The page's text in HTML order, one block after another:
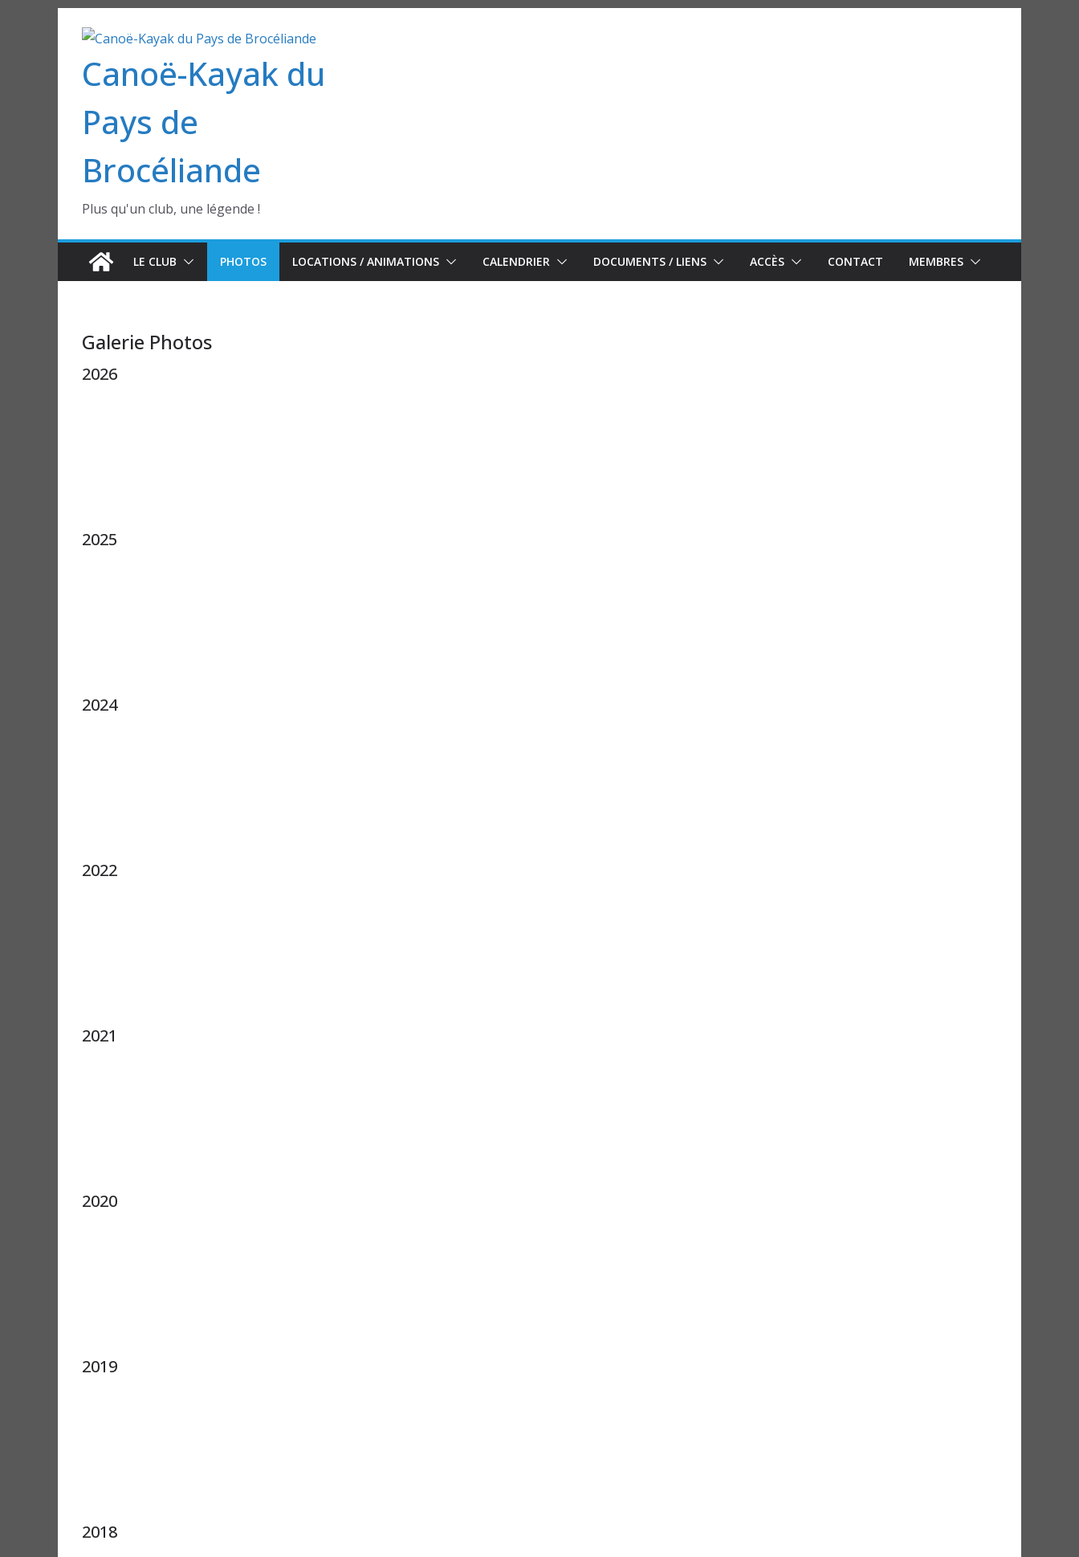
contenuCanoë-Kayak du
Pays de
Brocéliande
Plus qu'un club, une légende !
LE CLUB PHOTOS LOCATIONS / ANIMATIONS CALENDRIER DOCUMENTS / LIENS ACCÈS CONTACT MEMBRES
Galerie Photos
2026
2025
2024
2022
2021
2020
2019
2018